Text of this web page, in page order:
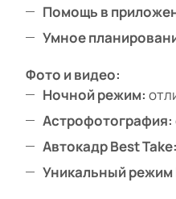
Помощь в
Умное
Фото и видео:
Ночной режим:
Астрофотография:
Автокадр Best Take:
Уникальный режим